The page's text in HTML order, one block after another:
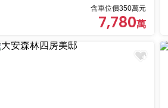
含車位價350萬元
7,780